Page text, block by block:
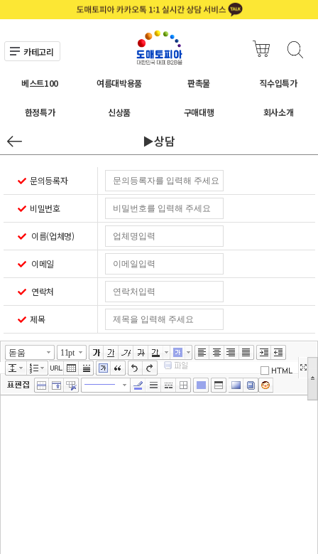
카테고리
베스트100 여름대박용품 판촉물 직수입특가
한정특가 신상품 구매대행 회사소개
▶상담
문의등록자
비밀번호
이름(업체명)
이메일
연락처
제목
돋움 11pt